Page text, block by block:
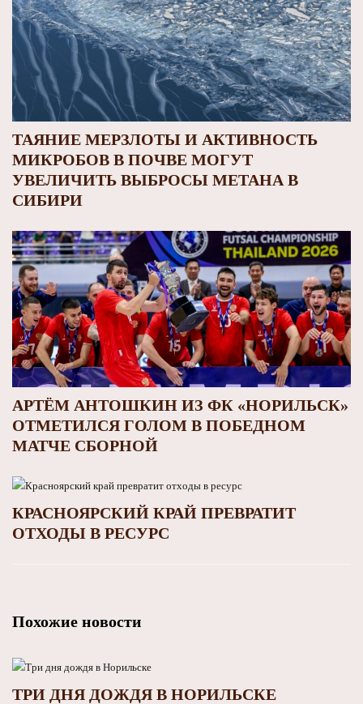
ТАЯНИЕ МЕРЗЛОТЫ И АКТИВНОСТЬ
МИКРОБОВ В ПОЧВЕ МОГУТ
УВЕЛИЧИТЬ ВЫБРОСЫ МЕТАНА В
СИБИРИ
АРТЁМ АНТОШКИН ИЗ ФК «НОРИЛЬСК»
ОТМЕТИЛСЯ ГОЛОМ В ПОБЕДНОМ
МАТЧЕ СБОРНОЙ
КРАСНОЯРСКИЙ КРАЙ ПРЕВРАТИТ
ОТХОДЫ В РЕСУРС
Похожие новости
ТРИ ДНЯ ДОЖДЯ В НОРИЛЬСКЕ